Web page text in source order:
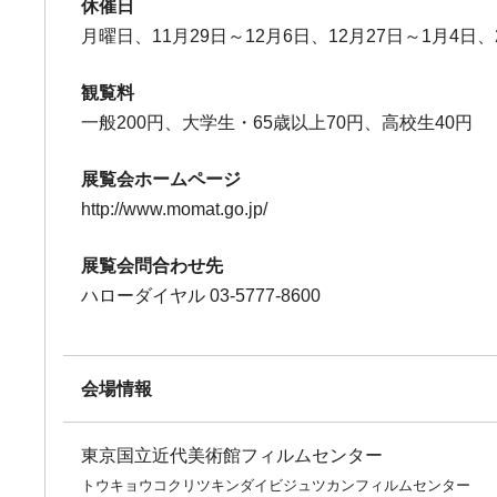
休催日
月曜日、11月29日～12月6日、12月27日～1月4日
観覧料
一般200円、大学生・65歳以上70円、高校生40円
展覧会ホームページ
http://www.momat.go.jp/
展覧会問合わせ先
ハローダイヤル 03-5777-8600
会場情報
東京国立近代美術館フィルムセンター
トウキョウコクリツキンダイビジュツカンフィルムセンター